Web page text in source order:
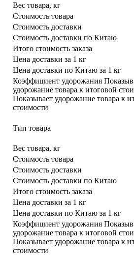
Вес товара, кг
Стоимость товара
Стоимость доставки
Стоимость доставки по Китаю
Итого стоимость заказа
Цена доставки за 1 кг
Цена доставки по Китаю за 1 кг
Коэффициент удорожания
удорожание товара к итоговой
Показывает удорожание товара к
стоимости
Тип товара
Вес товара, кг
Стоимость товара
Стоимость доставки
Стоимость доставки по Китаю
Итого стоимость заказа
Цена доставки за 1 кг
Цена доставки по Китаю за 1 кг
Коэффициент удорожания
удорожание товара к итоговой
Показывает удорожание товара к
стоимости